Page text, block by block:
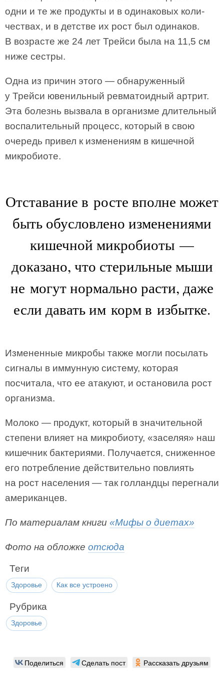
одни и те же продукты и в одинаковых коли­
чествах, и в детстве их рост был одинаков.
В возрасте же 24 лет Трейси была на 11,5 см
ниже сестры.
Одна из причин этого — обнаруженный
у Трейси ювенильный ревматоидный артрит.
Эта болезнь вызвала в организме длительный
воспалительный процесс, который в свою
очередь привел к изменениям в кишечной
микробиоте.
Отставание в росте вполне может
быть обусловлено изменениями
кишечной микробиоты —
доказано, что стерильные мыши
не могут нормально расти, даже
если давать им корм в избытке.
Измененные микробы также могли посылать
сигналы в иммунную систему, которая
посчитала, что ее атакуют, и остановила рост
организма.
Молоко — продукт, который в значительной
степени влияет на микробиоту, «заселяя» наш
кишечник бактериями. Получается, сниженное
его потребление действительно повлиять
на рост населения — так голландцы перегна­ли
американцев.
По материалам книги «Мифы о диетах»
Фото на обложке отсюда
Теги
Здоровье Как все устроено
Рубрика
Здоровье
Поделиться Сделать пост Рассказать друзьям